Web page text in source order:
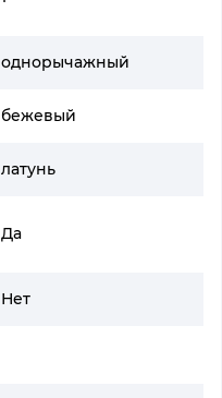
однорычажный
бежевый
латунь
Да
Нет